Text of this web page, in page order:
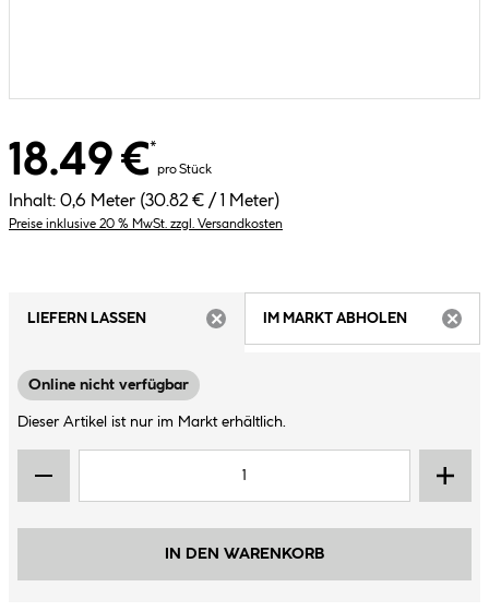
18.49 €*
pro Stück
Inhalt: 0,6 Meter (30.82 € / 1 Meter)
Preise inklusive 20 % MwSt. zzgl. Versandkosten
LIEFERN LASSEN
IM MARKT ABHOLEN
Online nicht verfügbar
Dieser Artikel ist nur im Markt erhältlich.
IN DEN WARENKORB